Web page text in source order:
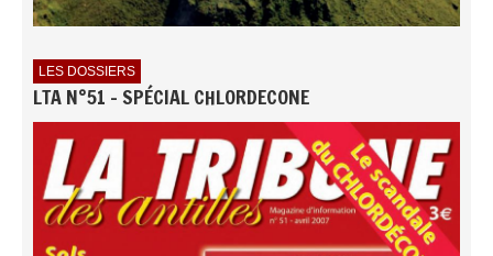
LES DOSSIERS
LTA N°51 - SPÉCIAL CHLORDECONE